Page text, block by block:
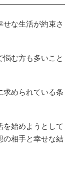
な生活が約束さ
む方も多いこと
求められている条
始めようとして
の相手と幸せな結